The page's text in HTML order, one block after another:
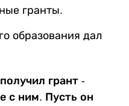
гранты.
образования дал
грант -
с ним. Пусть он